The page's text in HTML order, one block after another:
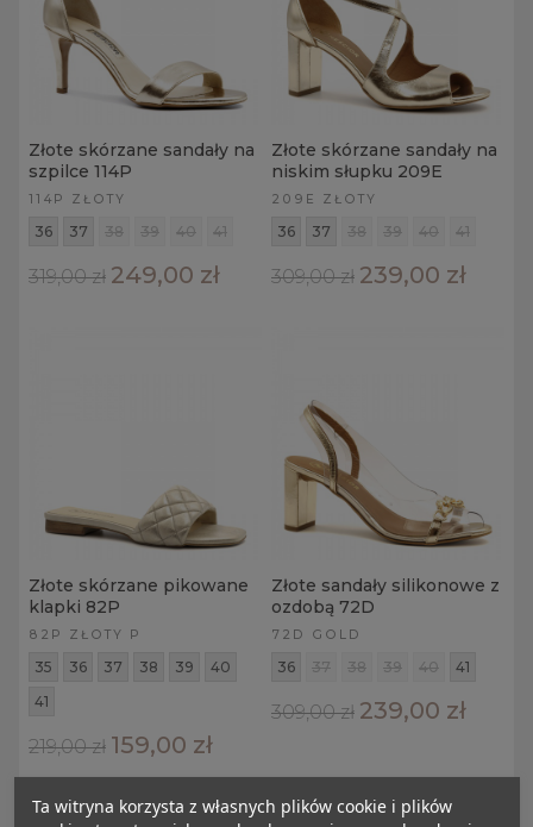
Złote skórzane sandały na
szpilce 114P
114P ZŁOTY
36 37 38 39 40 41
319,00 zł 249,00 zł
Złote skórzane sandały na
niskim słupku 209E
209E ZŁOTY
36 37 38 39 40 41
309,00 zł 239,00 zł
Złote skórzane pikowane
klapki 82P
82P ZŁOTY P
35 36 37 38 39
40
41
219,00 zł 159,00 zł
Złote sandały silikonowe z
ozdobą 72D
72D GOLD
36 37 38 39 40 41
309,00 zł 239,00 zł
Ta witryna korzysta z własnych plików cookie i plików